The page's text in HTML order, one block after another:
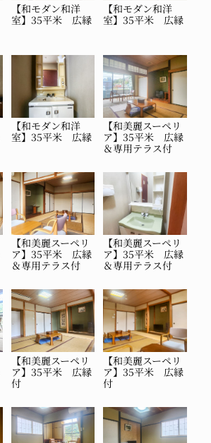
【和モダン和洋
室】35平米 広縁
【和モダン和洋
室】35平米 広縁
【和モダン和洋
室】35平米 広縁
【和美麗スーペリ
ア】35平米 広縁
＆専用テラス付
【和美麗スーペリ
ア】35平米 広縁
＆専用テラス付
【和美麗スーペリ
ア】35平米 広縁
＆専用テラス付
【和美麗スーペリ
ア】35平米 広縁
付
【和美麗スーペリ
ア】35平米 広縁
付